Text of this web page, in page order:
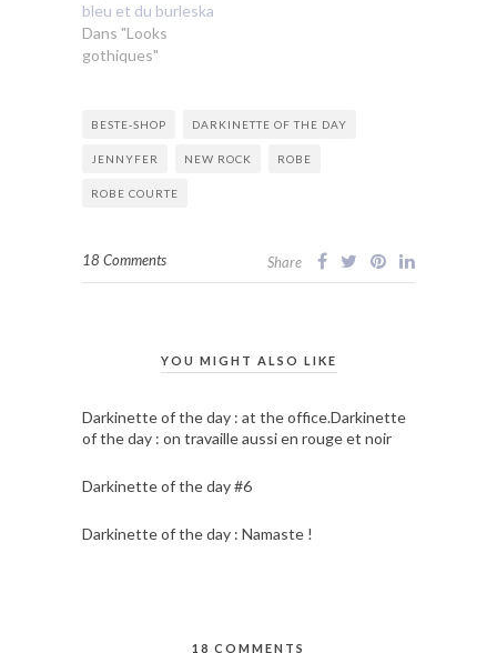
bleu et du burleska
Dans "Looks
gothiques"
BESTE-SHOP DARKINETTE OF THE DAY
JENNYFER NEW ROCK ROBE
ROBE COURTE
18 Comments Share
YOU MIGHT ALSO LIKE
Darkinette of the day : at the office.Darkinette
of the day : on travaille aussi en rouge et noir
Darkinette of the day #6
Darkinette of the day : Namaste !
18 COMMENTS